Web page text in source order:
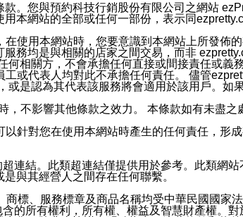
公司/本服務好友，您仍可接收到通知型訊息。
以廣告或其他目的的訊息皆不會被傳送。滿足
對相符。
號或認證官方帳號的通知型訊息。
。您與預約科技行銷股份有限公司之網站
本網站的全部或任何一部份，表示同
使用本網站時，您要意識到本網站上所發佈
務均是與相關的店家之間交易，而非
何相關方，不會承擔任何直接或間接責任或
或代表人均對此不承擔任何責任。 儘管
是認為其代表該服務將會適用於該用戶。如
不影響其他條款之效力。 本條款如有未盡之
針對您在使用本網站時產生的任何責任，
連結。此類超連結僅提供用於參考。此類網
與其經營人之間存在任何聯繫。
標、服務標章及商品名稱均受中華民國國家
的所有權利，所有權、權益及智慧財產權。